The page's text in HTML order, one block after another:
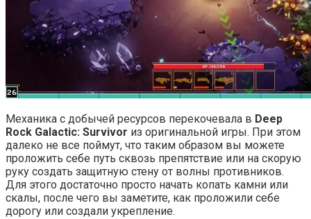
Механика с добычей ресурсов перекочевала в Deep
Rock Galactic: Survivor из оригинальной игры. При этом
далеко не все поймут, что таким образом вы можете
проложить себе путь сквозь препятствие или на скорую
руку создать защитную стену от волны противников.
Для этого достаточно просто начать копать камни или
скалы, после чего вы заметите, как проложили себе
дорогу или создали укрепление.